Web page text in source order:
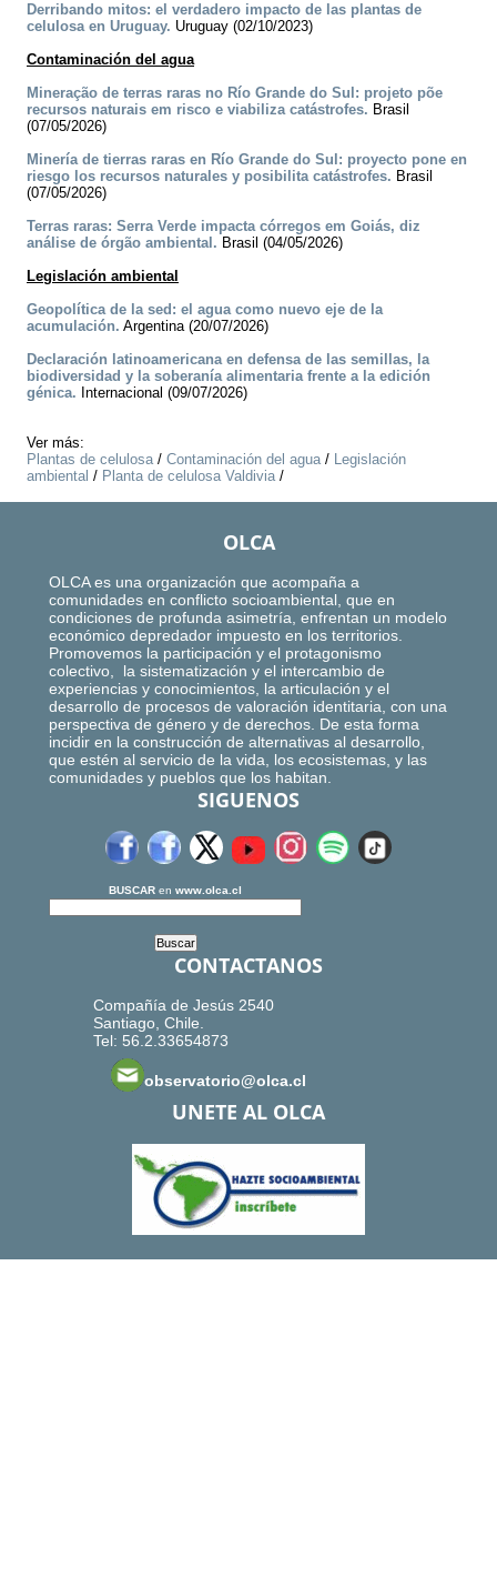
Derribando mitos: el verdadero impacto de las plantas de
celulosa en Uruguay. Uruguay (02/10/2023)
Contaminación del agua
Mineração de terras raras no Río Grande do Sul: projeto põe
recursos naturais em risco e viabiliza catástrofes. Brasil
(07/05/2026)
Minería de tierras raras en Río Grande do Sul: proyecto pone en
riesgo los recursos naturales y posibilita catástrofes. Brasil
(07/05/2026)
Terras raras: Serra Verde impacta córregos em Goiás, diz
análise de órgão ambiental. Brasil (04/05/2026)
Legislación ambiental
Geopolítica de la sed: el agua como nuevo eje de la
acumulación. Argentina (20/07/2026)
Declaración latinoamericana en defensa de las semillas, la
biodiversidad y la soberanía alimentaria frente a la edición
génica. Internacional (09/07/2026)
Ver más:
Plantas de celulosa/ Contaminación del agua/ Legislación
ambiental / Planta de celulosa Valdivia/
OLCA
OLCA es una organización que acompaña a
comunidades en conflicto socioambiental, que en
condiciones de profunda asimetría, enfrentan un modelo
económico depredador impuesto en los territorios.
Promovemos la participación y el protagonismo
colectivo, la sistematización y el intercambio de
experiencias y conocimientos, la articulación y el
desarrollo de procesos de valoración identitaria, con una
perspectiva de género y de derechos. De esta forma
incidir en la construcción de alternativas al desarrollo,
que estén al servicio de la vida, los ecosistemas, y las
comunidades y pueblos que los habitan.
SIGUENOS
BUSCAR en www.olca.cl
CONTACTANOS
Compañía de Jesús 2540
Santiago, Chile.
Tel: 56.2.33654873
observatorio@olca.cl
UNETE AL OLCA